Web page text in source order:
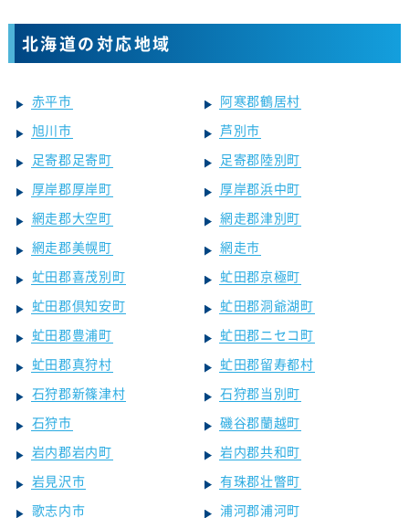
北海道の対応地域
赤平市
阿寒郡鶴居村
旭川市
芦別市
足寄郡足寄町
足寄郡陸別町
厚岸郡厚岸町
厚岸郡浜中町
網走郡大空町
網走郡津別町
網走郡美幌町
網走市
虻田郡喜茂別町
虻田郡京極町
虻田郡倶知安町
虻田郡洞爺湖町
虻田郡豊浦町
虻田郡ニセコ町
虻田郡真狩村
虻田郡留寿都村
石狩郡新篠津村
石狩郡当別町
石狩市
磯谷郡蘭越町
岩内郡岩内町
岩内郡共和町
岩見沢市
有珠郡壮瞥町
歌志内市
浦河郡浦河町